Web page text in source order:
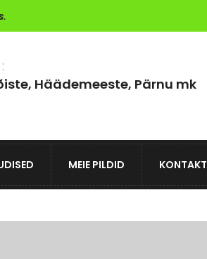
Häädemeeste, Pärnu mk
MEIE PILDID KONTAKT